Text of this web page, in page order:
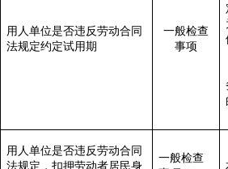
用人单位是否违反劳动合同
法规定约定试用期
一般检查
事项
用人单位是否违反劳动合同
法规定，扣押劳动者居民身
一般检查